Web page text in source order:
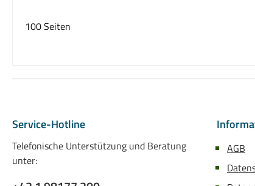
100 Seiten
Service-Hotline
Telefonische Unterstützung und Beratung
unter:
AGB